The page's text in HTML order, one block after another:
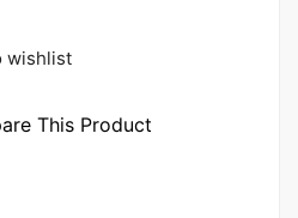
wishlist
This Product